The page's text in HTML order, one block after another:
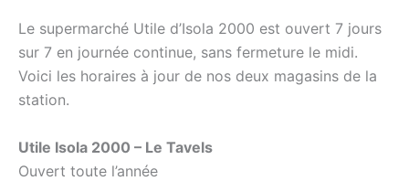
Le supermarché Utile d’Isola 2000 est ouvert 7 jours
sur 7 en journée continue, sans fermeture le midi.
Voici les horaires à jour de nos deux magasins de la
station.
Utile Isola 2000 – Le Tavels
Ouvert toute l’année